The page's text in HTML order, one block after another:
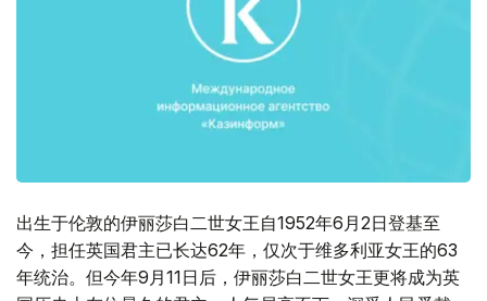
出生于伦敦的伊丽莎白二世女王自1952年6月2日登基至
今，担任英国君主已长达62年，仅次于维多利亚女王的63
年统治。但今年9月11日后，伊丽莎白二世女王更将成为英